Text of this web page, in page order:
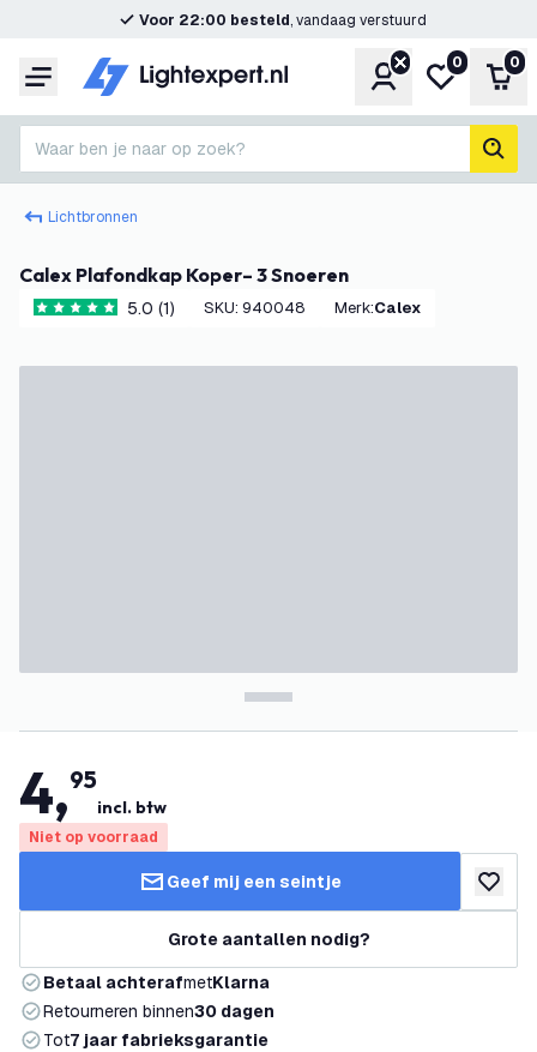
Voor 22:00 besteld, vandaag verstuurd
Menu Account
Mijn
0 0
Waar ben je naar op zoek?
Lichtbronnen
Calex Plafondkap Koper– 3 Snoeren
5 score sterren5.0 (1) SKU: 940048 Merk: Calex
4,95
incl. btw
Niet op voorraad
Geef mij een seintje
Grote aantallen nodig?
Betaal achterafmetKlarna
Retourneren binnen30 dagen
Tot7 jaar fabrieksgarantie